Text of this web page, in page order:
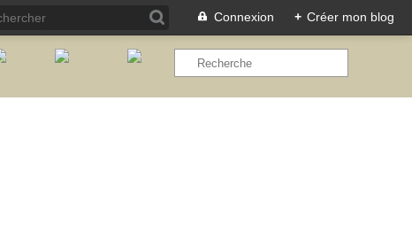
Connexion + Créer mon blog